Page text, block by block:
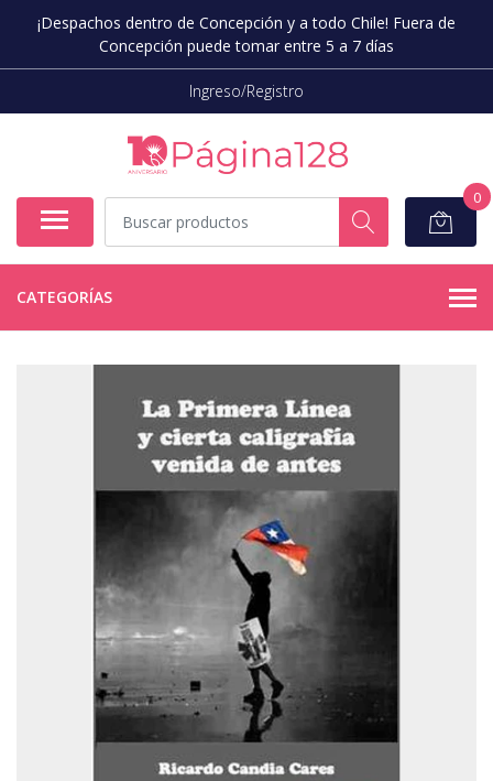
¡Despachos dentro de Concepción y a todo Chile! Fuera de
Concepción puede tomar entre 5 a 7 días
Ingreso/Registro
0
CATEGORÍAS